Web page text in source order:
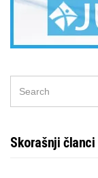
Skorašnji članci